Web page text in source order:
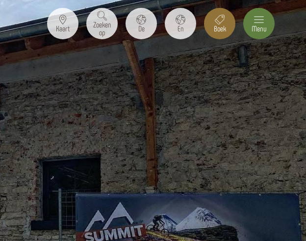
Kaart
Zoeken
op
De En Boek Menu